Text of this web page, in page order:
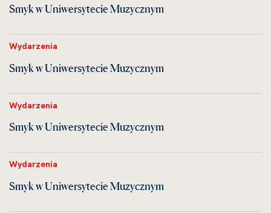
Smyk w Uniwersytecie Muzycznym
Wydarzenia
Smyk w Uniwersytecie Muzycznym
Wydarzenia
Smyk w Uniwersytecie Muzycznym
Wydarzenia
Smyk w Uniwersytecie Muzycznym